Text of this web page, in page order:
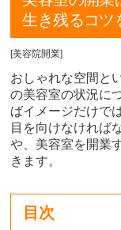
生き残るコツ
[美容院開業]
おしゃれな空間と
の美容室の状況に
ばイメージだけで
目を向けなければ
や、美容室を開業
きます。
目次